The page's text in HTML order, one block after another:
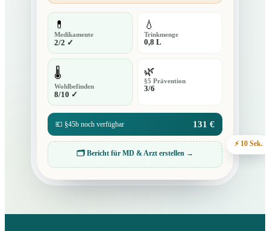
💊
Medikamente
2/2 ✓
💧
Trinkmenge
0,8 L
🌡️
Wohlbefinden
8/10 ✓
🌿
§5 Prävention
3/6
💶 §45b noch verfügbar 131 €
🗂 Bericht für MD & Arzt erstellen →
⚡ 10 Sek.